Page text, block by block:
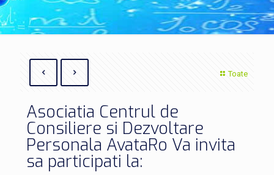
Toate
Asociatia Centrul de
Consiliere si Dezvoltare
Personala AvataRo Va invita
sa participati la: